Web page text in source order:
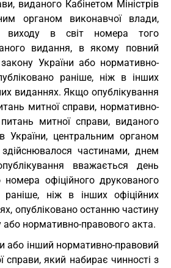
виданого Кабінетом Міністрів
органом виконавчої влади,
виходу в світ номера того
видання, в якому повний
України або нормативно-
раніше, ніж в інших
виданнях. Якщо опублікування
митної справи, нормативно-
митної справи, виданого
України, центральним органом
частинами, днем
вважається день
номера офіційного друкованого
ніж в інших офіційних
опубліковано останню частину
або нормативно-правового акта.
або інший нормативно-правовий
справи, який набирає чинності з